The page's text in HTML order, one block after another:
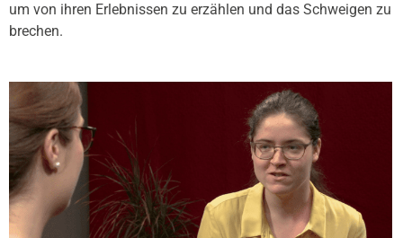
um von ihren Erlebnissen zu erzählen und das Schweigen zu
brechen.